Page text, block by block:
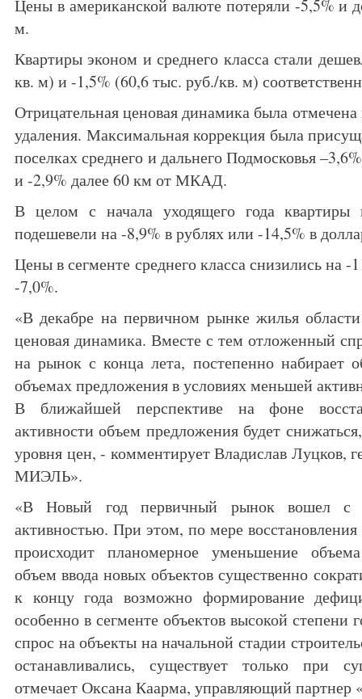
Цены в американской валюте потеряли -5,5% и
м.
Квартиры эконом и среднего класса стали
кв. м) и -1,5% (60,6 тыс. руб./кв. м)
Отрицательная ценовая динамика была отмечена
удаления. Максимальная коррекция была
поселках среднего и дальнего Подмосковья
и -2,9% далее 60 км от МКАД.
В целом с начала уходящего года квартиры
подешевели на -8,9% в рублях или -14,5% в
Цены в сегменте среднего класса снизились на -
-7,0%.
«В декабре на первичном рынке жилья области
ценовая динамика. Вместе с тем отложенный
на рынок с конца лета, постепенно набирает
объемах предложения в условиях меньшей
В ближайшей перспективе на фоне
активности объем предложения будет
уровня цен, - комментирует Владислав Луцков,
МИЭЛЬ».
«В Новый год первичный рынок вошел с
активностью. При этом, по мере восстановления
происходит планомерное уменьшение
объем ввода новых объектов существенно
к концу года возможно формирование
особенно в сегменте объектов высокой степени
спрос на объекты на начальной стадии
останавливались, существует только при
отмечает Оксана Каарма, управляющий